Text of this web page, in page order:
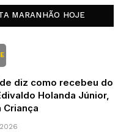
MARANHÃO HOJE
diz como recebeu do
Holanda Júnior,
Criança